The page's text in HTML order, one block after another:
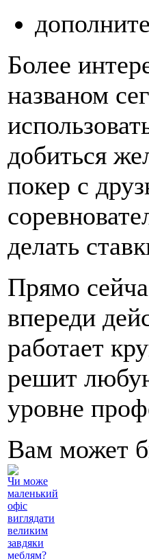
Более
названом
добиться
покер с
делать
Прямо
впереди
работает
решит
уровне
Вам может
Чи може
маленький
офіс
виглядати
великим
завдяки
меблям?